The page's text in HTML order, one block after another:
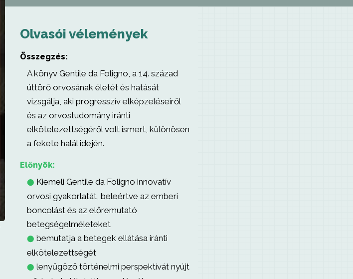
Olvasói vélemények
Összegzés:
A könyv Gentile da Foligno, a 14. század
úttörő orvosának életét és hatását
vizsgálja, aki progresszív elképzeléseiről
és az orvostudomány iránti
elkötelezettségéről volt ismert, különösen
a fekete halál idején.
Előnyök:
⬤ Kiemeli Gentile da Foligno innovatív
orvosi gyakorlatát, beleértve az emberi
boncolást és az előremutató
betegségelméleteket
⬤ bemutatja a betegek ellátása iránti
elkötelezettségét
⬤ lenyűgöző történelmi perspektívát nyújt